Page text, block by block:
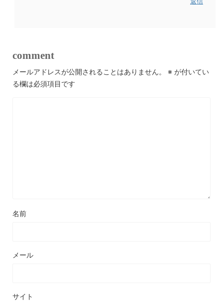
comment
メールアドレスが公開されることはありません。 ※ が付いてい
る欄は必須項目です
名前
メール
サイト